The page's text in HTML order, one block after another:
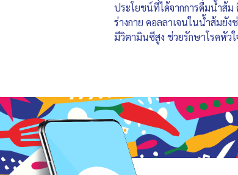
ประโยชน์ที่ได้จากการดื่มน้ำส้ม
ร่างกาย คอลลาเจนในน้ำส้มยั
มีวิตามินซีสูง ช่วยรักษาโรคหัว